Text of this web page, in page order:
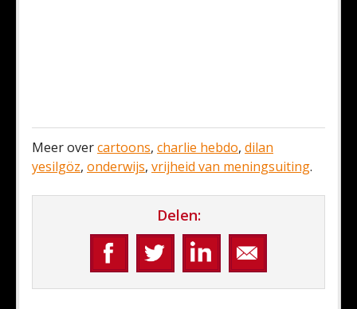
Meer overcartoons, charlie hebdo, dilan
yesilgöz, onderwijs, vrijheid van meningsuiting.
Delen: